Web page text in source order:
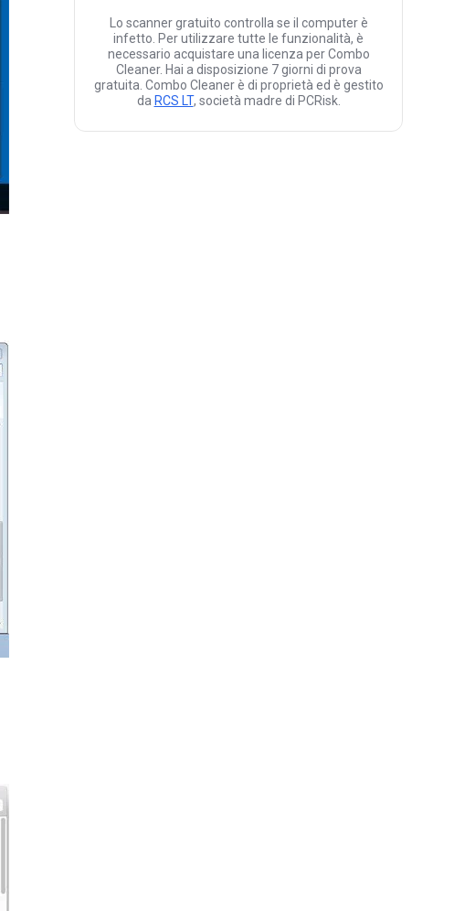
Lo scanner gratuito controlla se il computer è
infetto. Per utilizzare tutte le funzionalità, è
necessario acquistare una licenza per Combo
Cleaner. Hai a disposizione 7 giorni di prova
gratuita. Combo Cleaner è di proprietà ed è gestito
da RCS LT, società madre di PCRisk.